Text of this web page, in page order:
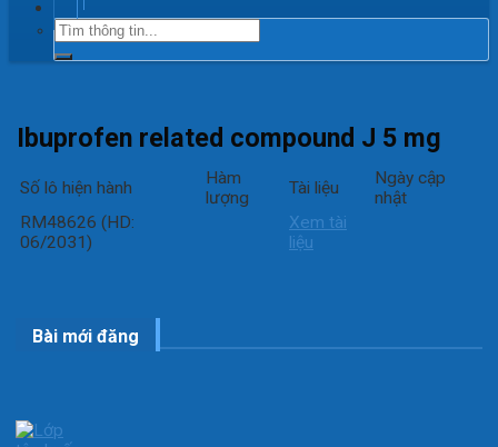
Ibuprofen related compound J 5 mg
Số lô hiện hành
Hàm
lượng
Tài liệu
Ngày cập
nhật
RM48626 (HD:
06/2031)
Xem tài
liệu
Bài mới đăng